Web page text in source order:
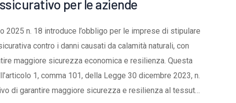
per le aziende
2025 n. 18 introduce l’obbligo per le imprese di stipulare
contro i danni causati da calamità naturali, con
maggiore sicurezza economica e resilienza. Questa
1, comma 101, della Legge 30 dicembre 2023, n.
di garantire maggiore sicurezza e resilienza al tessuto